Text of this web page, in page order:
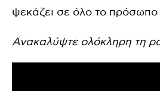
ψεκάζει σε όλο το πρόσωπο
Ανακαλύψτε ολόκληρη τη